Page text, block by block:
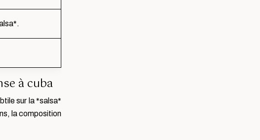
à cuba
sur la *salsa*
la composition